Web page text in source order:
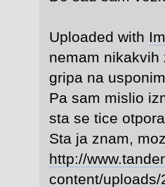
Uploaded with
nemam
gripa na
Pa sam mislio
sta se tice otpora
Sta ja znam,
http://
content/